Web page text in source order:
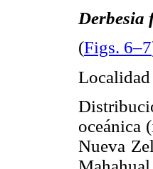
Derbesia
(Figs. 6–7
oceánica
Nueva